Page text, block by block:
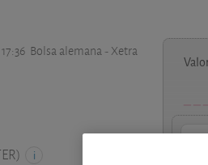
17:36 Bolsa alemana - Xetra